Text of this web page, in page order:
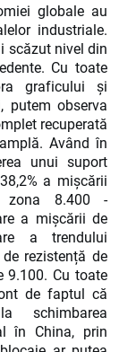
globale au
industriale.
scăzut nivel din
Cu toate
graficului și
putem observa
recuperată
Având în
unui suport
a mișcării
zona 8.400 -
a mișcării de
a trendului
rezistență de
9.100. Cu toate
de faptul că
schimbarea
în China, prin